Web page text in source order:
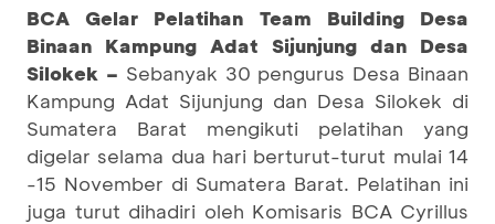
BCA Gelar Pelatihan Team Building Desa
Binaan Kampung Adat Sijunjung dan Desa
Silokek – Sebanyak 30 pengurus Desa Binaan
Kampung Adat Sijunjung dan Desa Silokek di
Sumatera Barat mengikuti pelatihan yang
digelar selama dua hari berturut-turut mulai 14
-15 November di Sumatera Barat. Pelatihan ini
juga turut dihadiri oleh Komisaris BCA Cyrillus